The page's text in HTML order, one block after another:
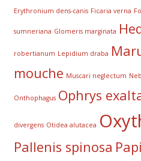
Erythronium dens-canis Ficaria verna
sumneriana Glomeris marginata
robertianum Lepidium draba
mouche Muscari neglectum
Onthophagus Ophrys
divergens Otidea alutacea
Pallenis spinosa